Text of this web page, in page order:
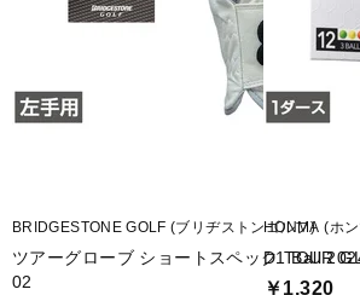
BRIDGESTONE GOLF (ブリヂストンゴルフ)
ツアーグローブ ショートスペック TOUR
02
HONMA (ホ
D1 Ball
￥1,320